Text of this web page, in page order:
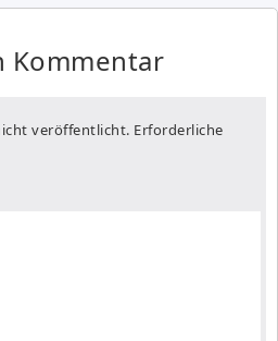
Kommentar
veröffentlicht. Erforderliche